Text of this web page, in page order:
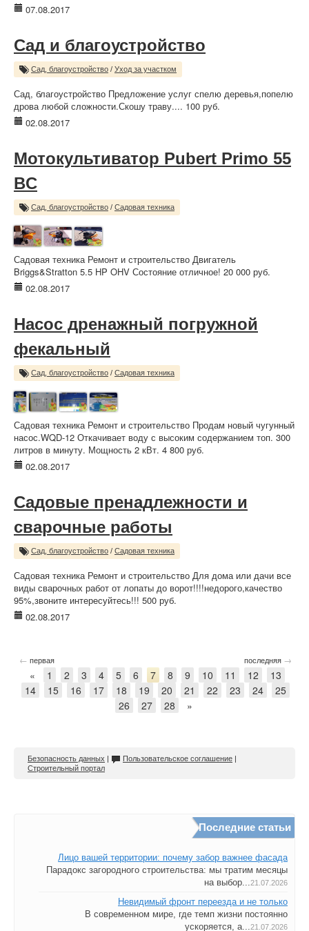
07.08.2017
Сад и благоустройство
Сад, благоустройство / Уход за участком
Сад, благоустройство Предложение услуг спелю деревья,попелю
дрова любой сложности.Скошу траву.... 100 руб.
02.08.2017
Мотокультиватор Pubert Primo 55
BC
Сад, благоустройство / Садовая техника
Садовая техника Ремонт и строительство Двигатель
Briggs&Stratton 5.5 HP OHV Состояние отличное! 20 000 руб.
02.08.2017
Насос дренажный погружной
фекальный
Сад, благоустройство / Садовая техника
Садовая техника Ремонт и строительство Продам новый чугунный
насос.WQD-12 Откачивает воду с высоким содержанием топ. 300
литров в минуту. Мощность 2 кВт. 4 800 руб.
02.08.2017
Садовые пренадлежности и
сварочные работы
Сад, благоустройство / Садовая техника
Садовая техника Ремонт и строительство Для дома или дачи все
виды сварочных работ от лопаты до ворот!!!!недорого,качество
95%,звоните интересуйтесь!!! 500 руб.
02.08.2017
← первая последняя →
« 1 2 3 4 5 6 7 8 9 10 11 12
13
14
15 16 17 18 19 20 21 22 23 24
25
26
27 28 »
Безопасность данных | Пользовательское соглашение |
Строительный портал
Последние статьи
Лицо вашей территории: почему забор важнее фасада
Парадокс загородного строительства: мы тратим месяцы
на выбор...21.07.2026
Невидимый фронт переезда и не только
В современном мире, где темп жизни постоянно
ускоряется, а...21.07.2026